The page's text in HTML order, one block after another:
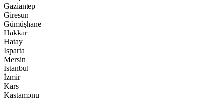
Gaziantep
Giresun
Gümüşhane
Hakkari
Hatay
Isparta
Mersin
İstanbul
İzmir
Kars
Kastamonu